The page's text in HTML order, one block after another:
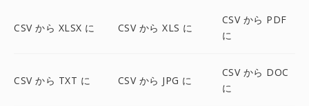
CSV から XLSX に CSV から XLS に
CSV から PDF
に
CSV から TXT に CSV から JPG に
CSV から DOC
に